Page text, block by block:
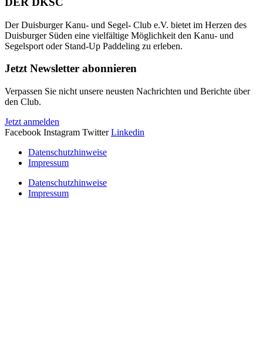
Der Duisburger Kanu- und Segel- Club e.V. bietet im Herzen des
Duisburger Süden eine vielfältige Möglichkeit den Kanu- und
Segelsport oder Stand-Up Paddeling zu erleben.
Jetzt Newsletter abonnieren
Verpassen Sie nicht unsere neusten Nachrichten und Berichte über
den Club.
Jetzt anmelden
Facebook Instagram Twitter Linkedin
Datenschutzhinweise
Impressum
Datenschutzhinweise
Impressum